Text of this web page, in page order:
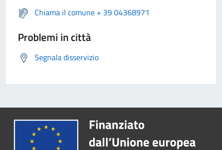
Chiama il comune + 39 04368971
Problemi in città
Segnala disservizio